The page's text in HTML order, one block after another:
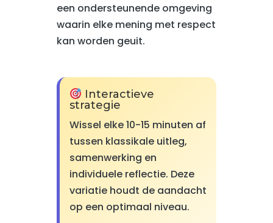
een ondersteunende omgeving
waarin elke mening met respect
kan worden geuit.
Interactieve
strategie
Wissel elke 10-15 minuten af
tussen klassikale uitleg,
samenwerking en
individuele reflectie. Deze
variatie houdt de aandacht
op een optimaal niveau.